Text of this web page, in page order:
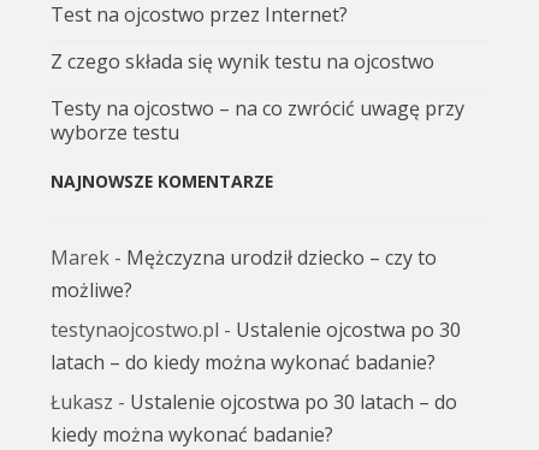
Test na ojcostwo przez Internet?
Z czego składa się wynik testu na ojcostwo
Testy na ojcostwo – na co zwrócić uwagę przy
wyborze testu
NAJNOWSZE KOMENTARZE
Marek - Mężczyzna urodził dziecko – czy to
możliwe?
testynaojcostwo.pl - Ustalenie ojcostwa po 30
latach – do kiedy można wykonać badanie?
Łukasz - Ustalenie ojcostwa po 30 latach – do
kiedy można wykonać badanie?